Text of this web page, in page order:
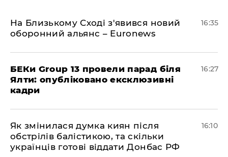
На Близькому Сході з'явився новий
оборонний альянс – Euronews
16:35
БЕКи Group 13 провели парад біля
Ялти: опубліковано ексклюзивні
кадри
16:27
Як змінилася думка киян після
обстрілів балістикою, та скільки
українців готові віддати Донбас РФ
16:10